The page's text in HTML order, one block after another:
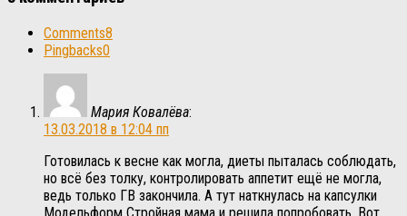
Comments8
Pingbacks0
Мария Ковалёва:
13.03.2018 в 12:04 пп
Готовилась к весне как могла, диеты пыталась соблюдать,
но всё без толку, контролировать аппетит ещё не могла,
ведь только ГВ закончила. А тут наткнулась на капсулки